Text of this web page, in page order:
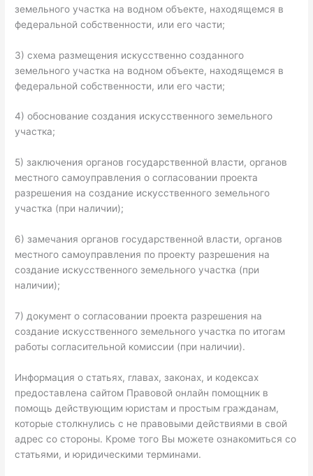
земельного участка на водном объекте, находящемся в
федеральной собственности, или его части;
3) схема размещения искусственно созданного
земельного участка на водном объекте, находящемся в
федеральной собственности, или его части;
4) обоснование создания искусственного земельного
участка;
5) заключения органов государственной власти, органов
местного самоуправления о согласовании проекта
разрешения на создание искусственного земельного
участка (при наличии);
6) замечания органов государственной власти, органов
местного самоуправления по проекту разрешения на
создание искусственного земельного участка (при
наличии);
7) документ о согласовании проекта разрешения на
создание искусственного земельного участка по итогам
работы согласительной комиссии (при наличии).
Информация о статьях, главах, законах, и кодексах
предоставлена сайтом Правовой онлайн помощник в
помощь действующим юристам и простым гражданам,
которые столкнулись с не правовыми действиями в свой
адрес со стороны. Кроме того Вы можете ознакомиться со
статьями, и юридическими терминами.